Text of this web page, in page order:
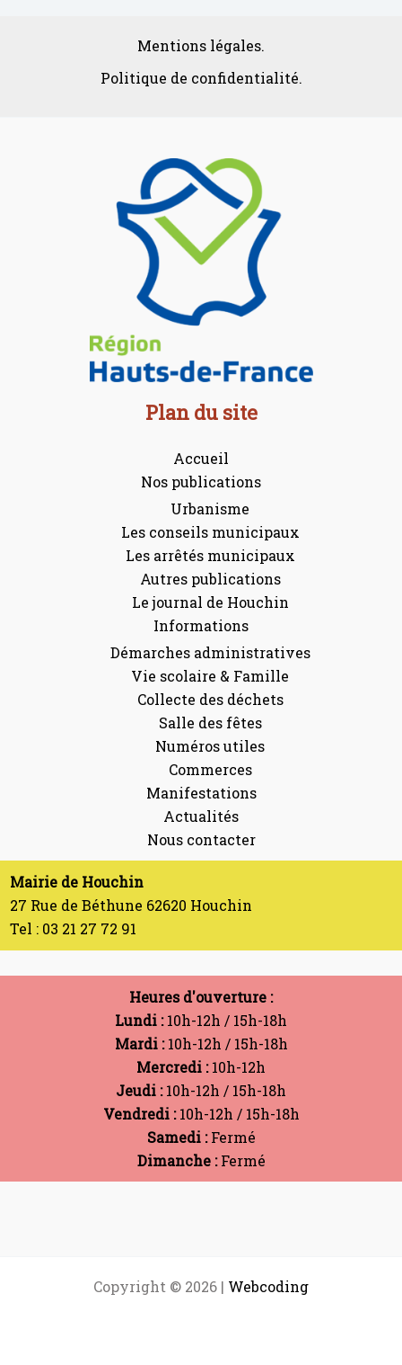
Mentions légales.
Politique de confidentialité.
Plan du site
Accueil
Nos publications
Urbanisme
Les conseils municipaux
Les arrêtés municipaux
Autres publications
Le journal de Houchin
Informations
Démarches administratives
Vie scolaire & Famille
Collecte des déchets
Salle des fêtes
Numéros utiles
Commerces
Manifestations
Actualités
Nous contacter
Mairie de Houchin
27 Rue de Béthune 62620 Houchin
Tel : 03 21 27 72 91
Heures d'ouverture :
Lundi :10h-12h / 15h-18h
Mardi :10h-12h / 15h-18h
Mercredi :10h-12h
Jeudi :10h-12h / 15h-18h
Vendredi :10h-12h / 15h-18h
Samedi :Fermé
Dimanche :Fermé
Copyright © 2026 | Webcoding